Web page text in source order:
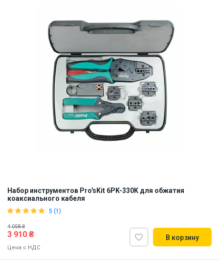
Набор инструментов Pro'sKit 6PK-330K для обжатия
коаксиального кабеля
5 (1)
4 058 ₴
3 910 ₴
Цена с НДС
В корзину